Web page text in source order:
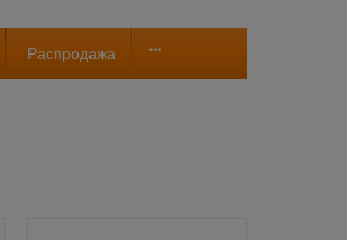
Распродажа